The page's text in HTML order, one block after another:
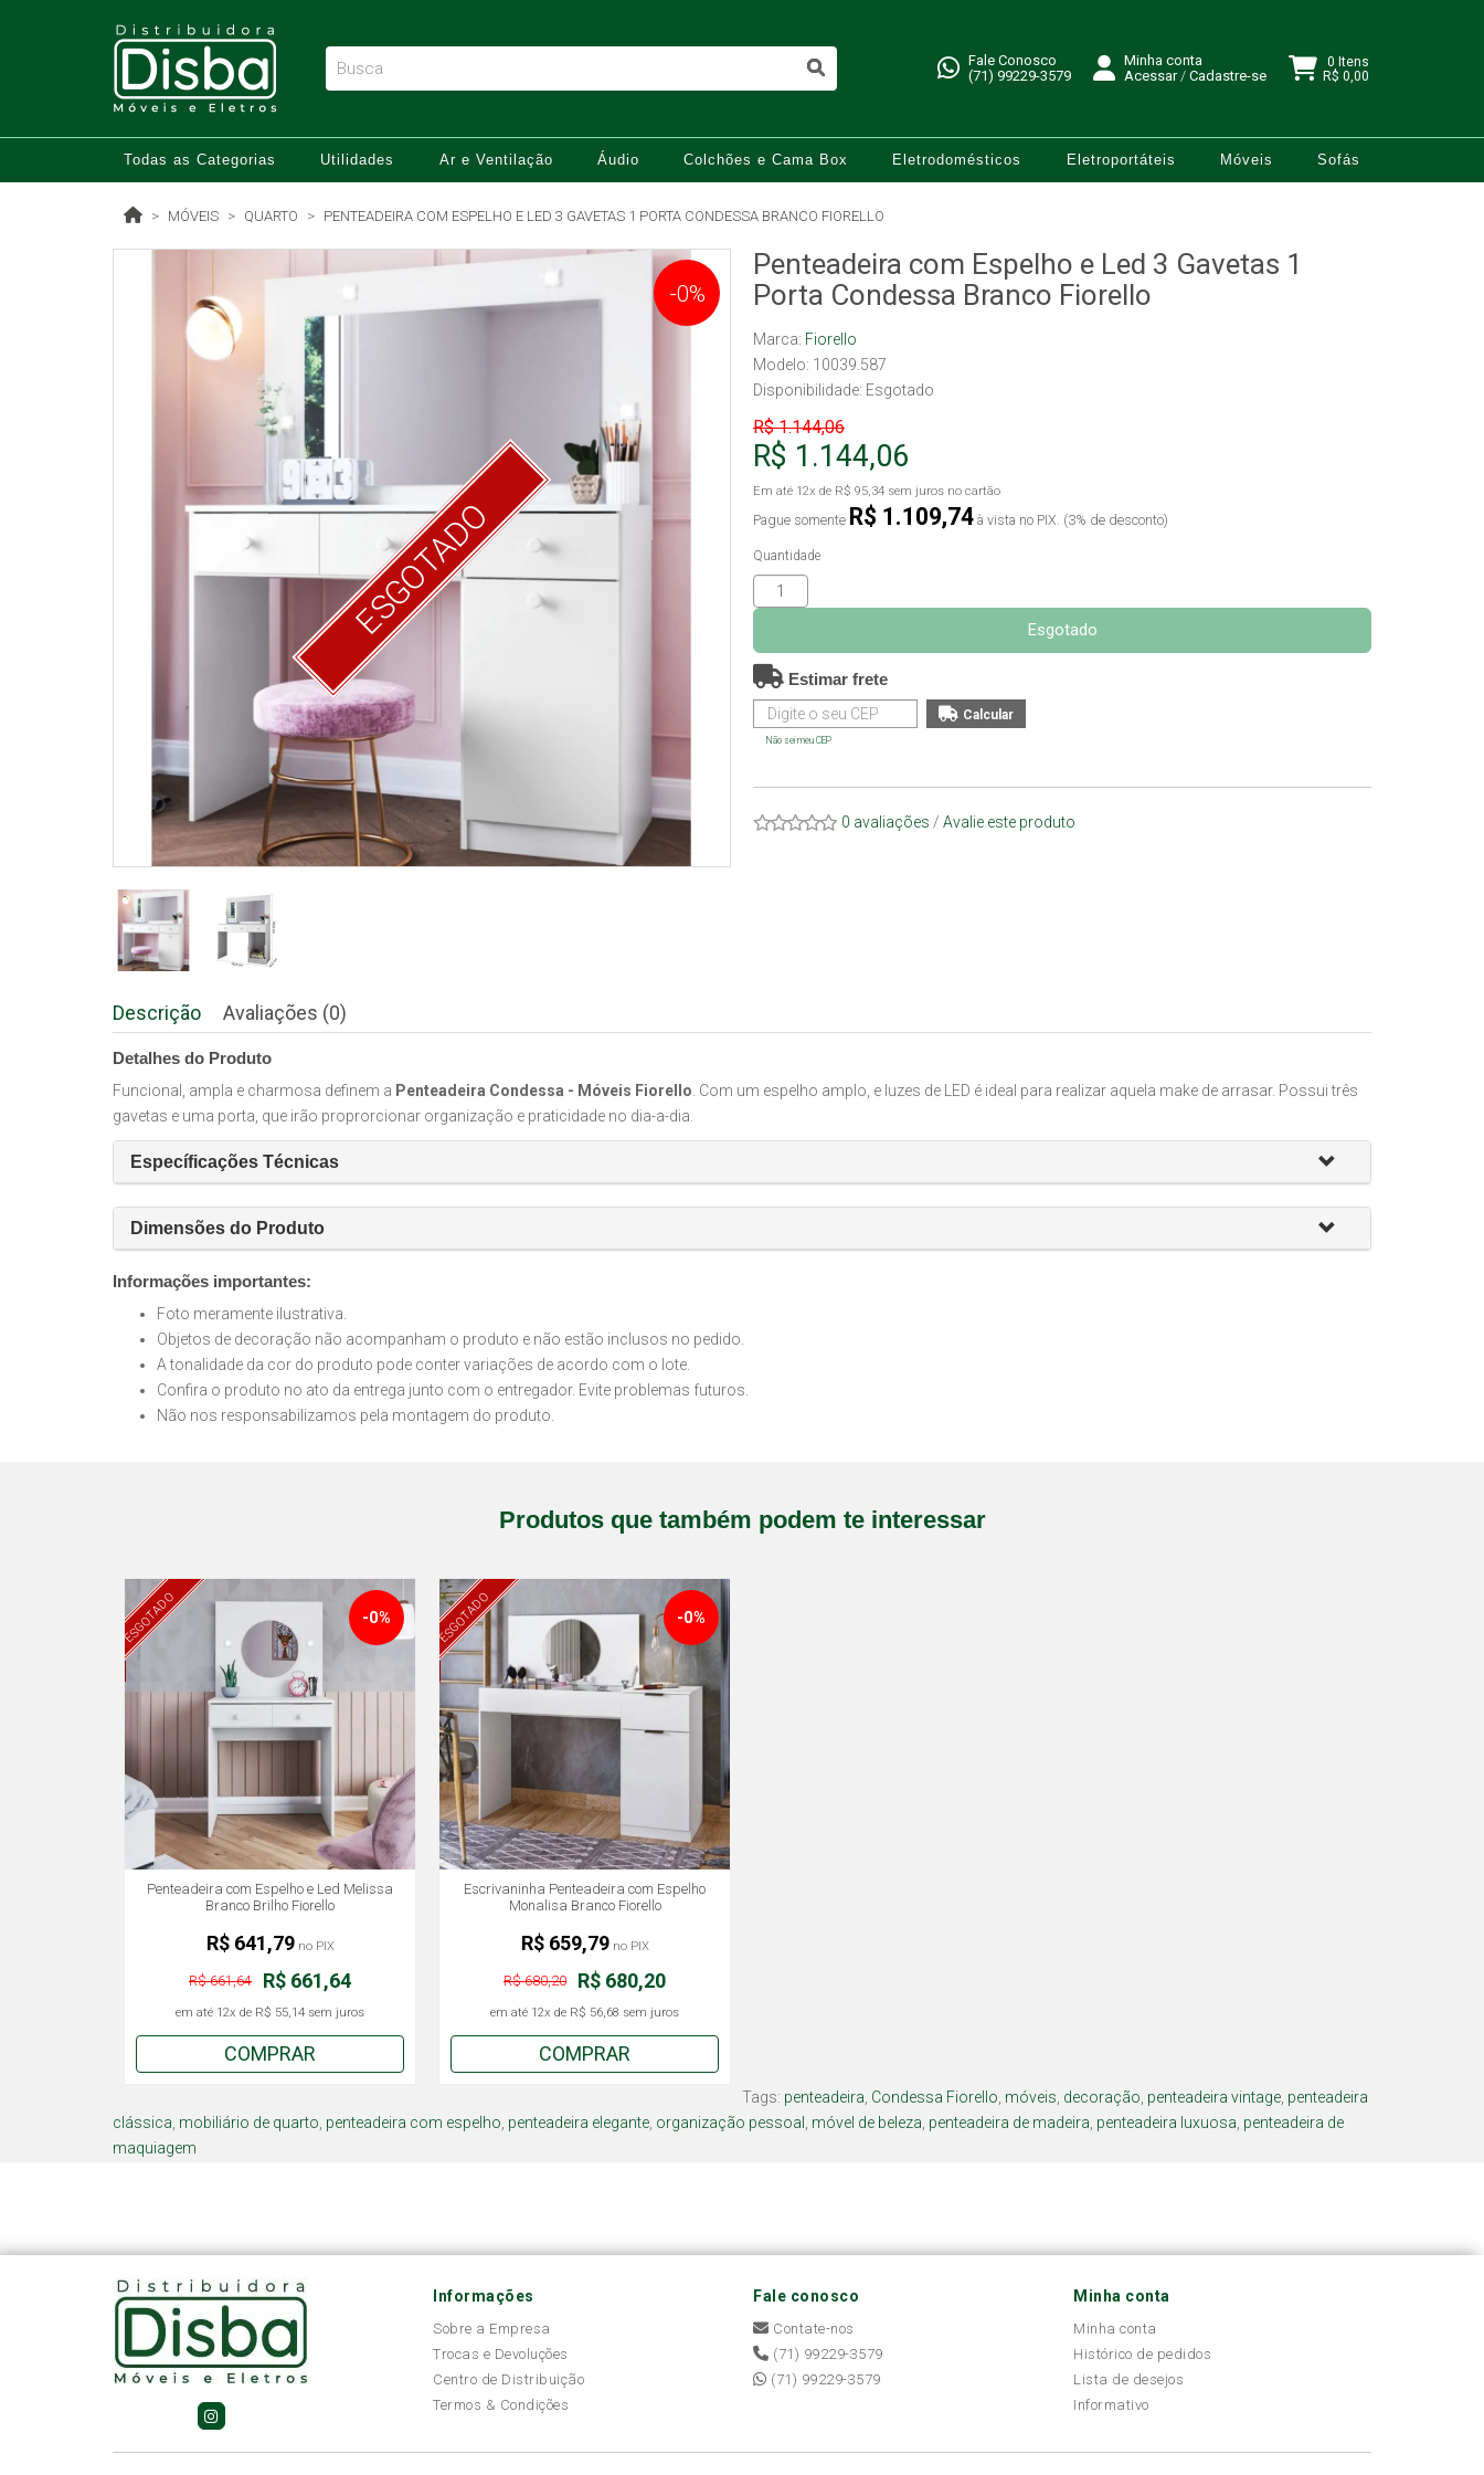
Fale Conosco
(71) 99229-3579
Minha conta
Acessar/ Cadastre-se
0 Itens
R$ 0,00
Todas as Categorias Utilidades Ar e Ventilação Áudio Colchões e Cama Box Eletrodomésticos Eletroportáteis Móveis Sofás
MÓVEIS QUARTO PENTEADEIRA COM ESPELHO E LED 3 GAVETAS 1 PORTA CONDESSA BRANCO FIORELLO
ESGOTADO
-0%
Penteadeira com Espelho e Led 3 Gavetas 1
Porta Condessa Branco Fiorello
Marca: Fiorello
Modelo: 10039.587
Disponibilidade: Esgotado
R$ 1.144,06
R$ 1.144,06
Em até 12x de R$ 95,34 sem juros no cartão
Pague somente R$ 1.109,74 à vista no PIX. (3% de desconto)
Quantidade
Esgotado
Estimar frete
Não sei meu CEP
0 avaliações / Avalie este produto
Descrição Avaliações (0)
Detalhes do Produto
Funcional, ampla e charmosa definem a Penteadeira Condessa - Móveis Fiorello . Com um espelho amplo, e luzes de LED é ideal para realizar aquela make de arrasar. Possui três
gavetas e uma porta, que irão proprorcionar organização e praticidade no dia-a-dia.
Específicações Técnicas
Dimensões do Produto
Informações importantes:
Foto meramente ilustrativa.
Objetos de decoração não acompanham o produto e não estão inclusos no pedido.
A tonalidade da cor do produto pode conter variações de acordo com o lote.
Confira o produto no ato da entrega junto com o entregador. Evite problemas futuros.
Não nos responsabilizamos pela montagem do produto.
Produtos que também podem te interessar
ESGOTADO
Penteadeira com Espelho e Led Melissa
Branco Brilho Fiorello
-0%
R$ 661,64
R$ 661,64
em até 12x de R$ 55,14 sem juros
R$ 641,79no PIX
COMPRAR
ESGOTADO
Escrivaninha Penteadeira com Espelho
Monalisa Branco Fiorello
-0%
R$ 680,20
R$ 680,20
em até 12x de R$ 56,68 sem juros
R$ 659,79no PIX
COMPRAR
Tags: penteadeira Condessa Fiorello móveis decoração penteadeira vintage penteadeira
clássica mobiliário de quarto penteadeira com espelho penteadeira elegante organização pessoal móvel de beleza penteadeira de madeira penteadeira luxuosa penteadeira de
maquiagem
Informações
Sobre a Empresa
Trocas e Devoluções
Centro de Distribuição
Termos & Condições
Fale conosco
Contate-nos
(71) 99229-3579
(71) 99229-3579
Minha conta
Minha conta
Histórico de pedidos
Lista de desejos
Informativo